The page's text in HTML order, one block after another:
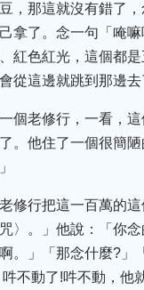
，那這就沒有錯了
拿了。念一句「唵
紅色紅光，這個都
從這邊就跳到那邊
個老修行，一看，
。他住了一個很簡
修行把這一百萬的
〉。」他說：「你
。」「那念什麼?
不動了!吽不動，